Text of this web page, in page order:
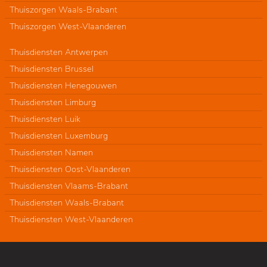
Thuiszorgen Waals-Brabant
Thuiszorgen West-Vlaanderen
Thuisdiensten Antwerpen
Thuisdiensten Brussel
Thuisdiensten Henegouwen
Thuisdiensten Limburg
Thuisdiensten Luik
Thuisdiensten Luxemburg
Thuisdiensten Namen
Thuisdiensten Oost-Vlaanderen
Thuisdiensten Vlaams-Brabant
Thuisdiensten Waals-Brabant
Thuisdiensten West-Vlaanderen